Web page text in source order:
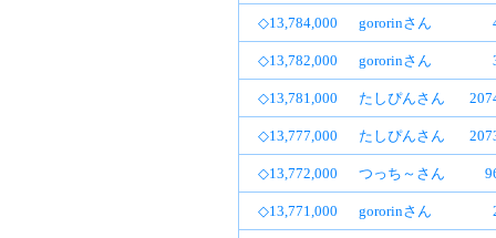
◇13,784,000 gororinさん
◇13,782,000 gororinさん
◇13,781,000 たしぴんさん
◇13,777,000 たしぴんさん
◇13,772,000 つっち～さん
◇13,771,000 gororinさん